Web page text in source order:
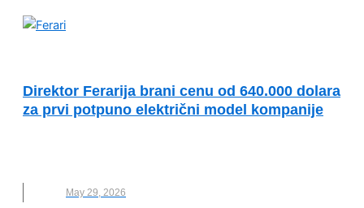
Direktor Ferarija brani cenu od 640.000 dolara
za prvi potpuno električni model kompanije
May 29, 2026